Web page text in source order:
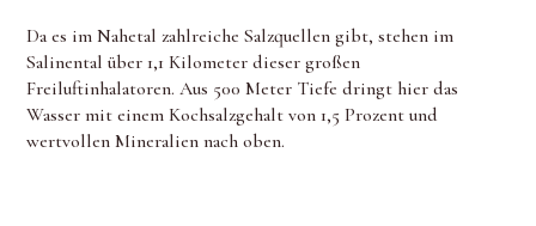
Da es im Nahetal zahlreiche Salzquellen gibt, stehen im
Salinental über 1,1 Kilometer dieser großen
Freiluftinhalatoren. Aus 500 Meter Tiefe dringt hier das
Wasser mit einem Kochsalzgehalt von 1,5 Prozent und
wertvollen Mineralien nach oben.